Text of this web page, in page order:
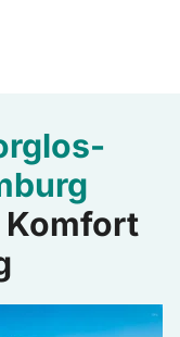
Komfort
inkl. Hamburg